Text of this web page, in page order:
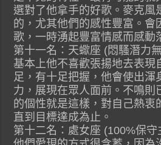
選對了他拿手的好歌。麥克風
的，尤其他們的感性豐富。會
歌，一時湧起豐富情感而感動
第十一名：天蠍座 (悶騷潛力
基本上他不喜歡張揚地去表現
足，有十足把握，他會使出渾
力，展現在眾人面前。不鳴則
的個性就是這樣，對自己熱衷
直到目標達成為止。
第十二名：處女座 (100%保守